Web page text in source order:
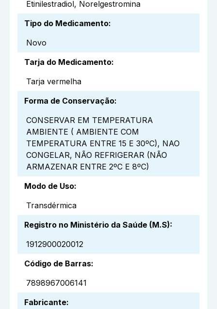
Etinilestradiol, Norelgestromina
Tipo do Medicamento:
Novo
Tarja do Medicamento:
Tarja vermelha
Forma de Conservação:
CONSERVAR EM TEMPERATURA
AMBIENTE ( AMBIENTE COM
TEMPERATURA ENTRE 15 E 30ºC), NAO
CONGELAR, NÃO REFRIGERAR (NÃO
ARMAZENAR ENTRE 2ºC E 8ºC)
Modo de Uso:
Transdérmica
Registro no Ministério da Saúde (M.S):
1912900020012
Código de Barras:
7898967006141
Fabricante: